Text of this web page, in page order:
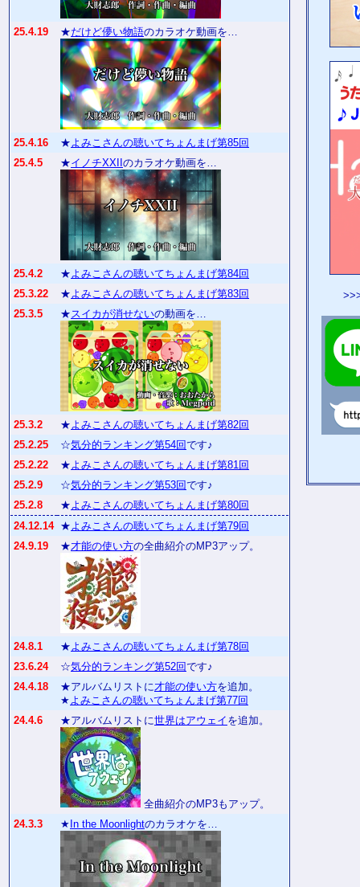
25.4.19 ★だけど儚い物語のカラオケ動画を…
25.4.16 ★よみこさんの聴いてちょんまげ第85回
25.4.5
★イノチXXII のカラオケ動画を…
25.4.2 ★よみこさんの聴いてちょんまげ第84回
25.3.22
★よみこさんの聴いてちょんまげ第83回
25.3.5
★スイカが消せないの動画を…
25.3.2 ★よみこさんの聴いてちょんまげ第82回
25.2.25
☆気分的ランキング第54回です♪
25.2.22
★よみこさんの聴いてちょんまげ第81回
25.2.9
☆気分的ランキング第53回です♪
25.2.8
★よみこさんの聴いてちょんまげ第80回
24.12.14 ★よみこさんの聴いてちょんまげ第79回
24.9.19
★才能の使い方の全曲紹介のMP3アップ。
24.8.1 ★よみこさんの聴いてちょんまげ第78回
23.6.24
☆気分的ランキング第52回です♪
24.4.18
★アルバムリストに才能の使い方を追加。
★よみこさんの聴いてちょんまげ第77回
24.4.6
★アルバムリストに世界はアウェイ を追加。
全曲紹介のMP3もアップ。
24.3.3
★ In the Moonlightのカラオケを…